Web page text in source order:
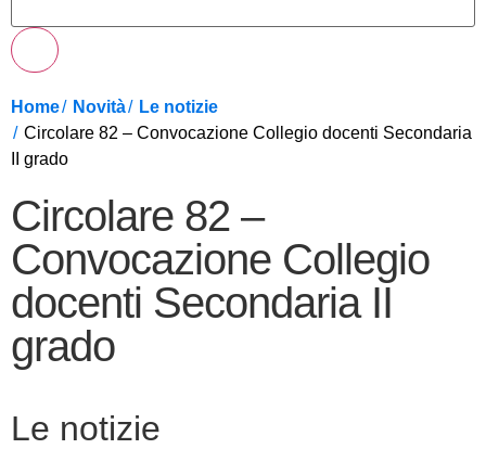
Home Novità
Le notizie
Circolare 82 – Convocazione Collegio docenti Secondaria
II grado
Circolare 82 –
Convocazione Collegio
docenti Secondaria II
grado
Le notizie